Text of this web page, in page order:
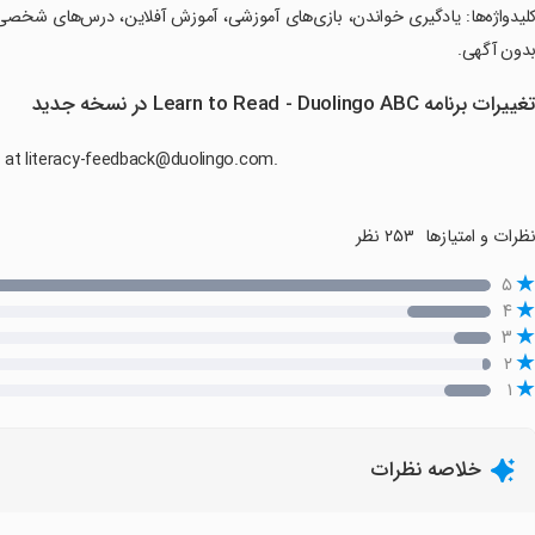
‏کلیدواژه‌ها: یادگیری خواندن، بازی‌های آموزشی، آموزش آفلاین، درس‌های
بدون آگهی.
تغییرات برنامه Learn to Read - Duolingo ABC در نسخه جدید
literacy-feedback@duolingo.com.
نظرات و امتیازها
۵
۴
۳
۲
۱
خلاصه نظرات